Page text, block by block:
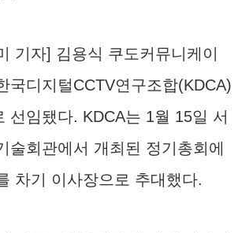
기자] 김용식 쿠도커뮤니케이
국디지털CCTV연구조합(KDCA)
선임됐다. KDCA는 1월 15일 서
술회관에서 개최된 정기총회에
차기 이사장으로 추대했다.